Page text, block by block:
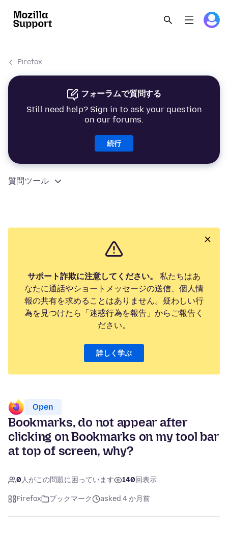
Firefox
フォーラムで質問する
Still need help? Sign in to ask your question
on our forums.
続行
質問ツール
サポート詐欺に注意してください。
私たちはあ
なたに通話やショートメッセージの送信、個人情
報の共有を求めることはありません。疑わしい行
為を見つけたら「迷惑行為を報告」からご報告く
ださい。
詳しく学ぶ
Open
Bookmarks, do not appear after
clicking on Bookmarks on my tool bar
at top of screen, why?
0人がこの問題に困っています 140回表示
Firefox ブックマーク asked 4 か月前